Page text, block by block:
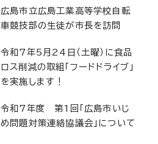
広島市立広島工業高等学校自転
車競技部の生徒が市長を訪問
令和7年5月24日（土曜）に食品
ロス削減の取組「フードドライブ」
を実施します！
令和7年度 第1回「広島市いじ
め問題対策連絡協議会」について